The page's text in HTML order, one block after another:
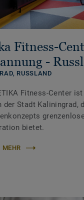
Fitness-
-
RUSSLAND
Fitness-Center
der Stadt Kaliningrad,
bietet.
MEHR